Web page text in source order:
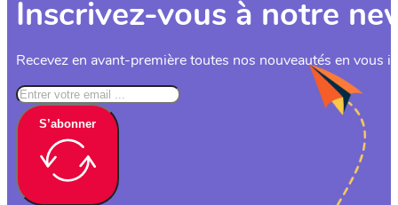
Inscrivez-vous à notre
Recevez en avant-première toutes nos nouveautés en vous
S’abonner